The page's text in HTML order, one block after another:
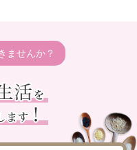
ませんか？